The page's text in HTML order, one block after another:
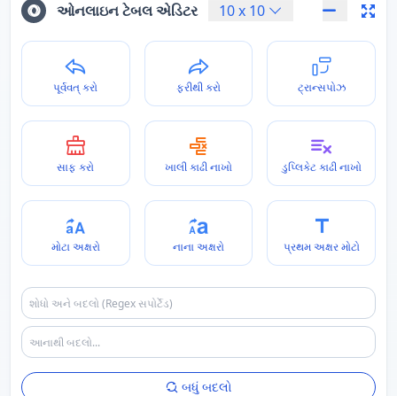
ઓનલાઇન ટેબલ એડિટર 10x 10
પૂર્વવત્ કરો ફરીથી કરો ટ્રાન્સપોઝ
સાફ કરો ખાલી કાઢી નાખો ડુપ્લિકેટ કાઢી નાખો
મોટા અક્ષરો નાના અક્ષરો પ્રથમ અક્ષર મોટો
બધું બદલો